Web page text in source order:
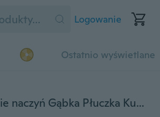
Logowanie
Ostatnio wyświetlane
3 kolory Silikonowe zmywanie naczyń Gąbka Płuczka Kuchnia Dostarczanie Czyszczenie Antybakteryjna szczotka do mycia narzędzi